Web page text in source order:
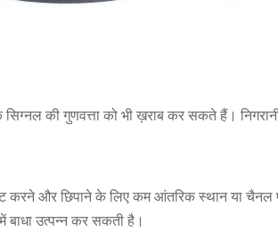
की गुणवत्ता को भी ख़राब कर सकते हैं।
करने और छिपाने के लिए कम आंतरिक स्थान या चैनल
बाधा उत्पन्न कर सकती है।